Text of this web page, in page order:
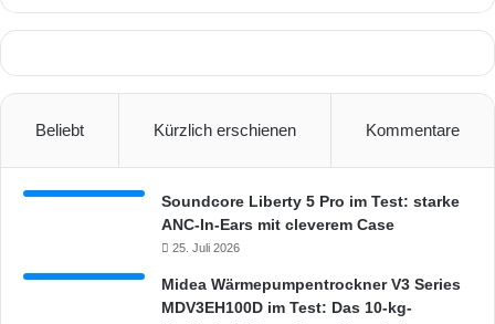
Beliebt Kürzlich erschienen Kommentare
Soundcore Liberty 5 Pro im Test: starke
ANC-In-Ears mit cleverem Case
25. Juli 2026
Midea Wärmepumpentrockner V3 Series
MDV3EH100D im Test: Das 10-kg-